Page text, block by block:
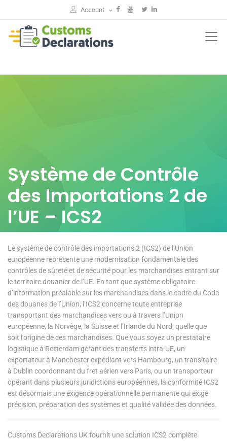
Account
Système de Contrôle
des Importations 2 de
l’UE – ICS2
Le système de contrôle des importations 2 (ICS2) de l’Union
européenne représente une modernisation fondamentale des
contrôles de sûreté et de sécurité pour les marchandises entrant sur
le territoire douanier de l’UE. En tant que système obligatoire
d’information préalable sur les marchandises dans le cadre du Code
des douanes de l’Union, l’ICS2 concerne toute entreprise
transportant des marchandises vers ou à travers l’Union
européenne, la Norvège, la Suisse et l’Irlande du Nord, quelle que
soit l’origine de ces marchandises. Que vous soyez un prestataire
logistique à Rotterdam gérant des transferts intra-UE, un
exportateur à Manchester expédiant vers Hambourg, un transitaire
à Dublin coordonnant du fret aérien vers Paris, ou un transporteur
opérant dans plusieurs juridictions européennes, la conformité ICS2
est désormais une exigence opérationnelle permanente qui exige
précision, préparation des systèmes et qualité validée des données.
Customs Declarations UK fournit une solution ICS2 complète